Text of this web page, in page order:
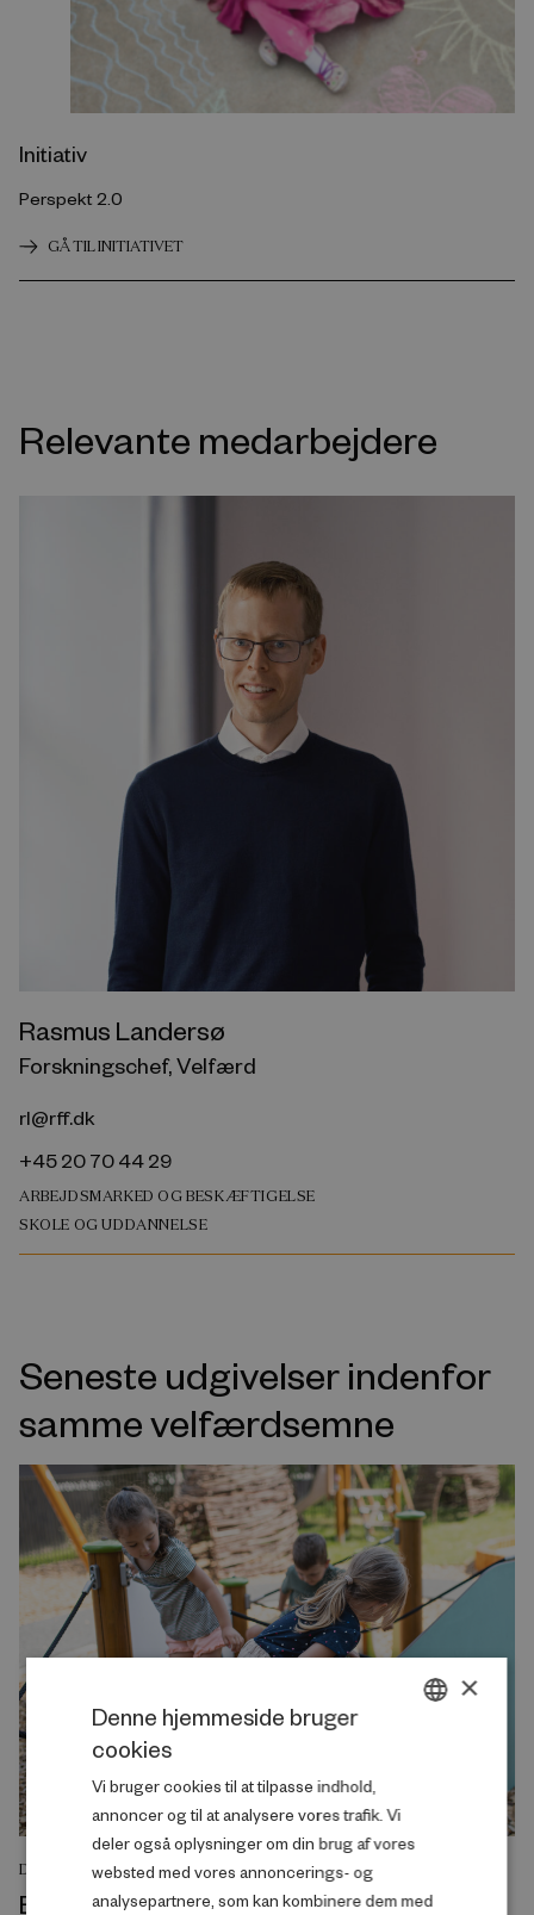
Initiativ
Perspekt 2.0
GÅ TIL INITIATIVET
Relevante medarbejdere
Rasmus Landersø
Forskningschef, Velfærd
rl@rff.dk
+45 20 70 44 29
ARBEJDSMARKED OG BESKÆFTIGELSE
SKOLE OG UDDANNELSE
Seneste udgivelser indenfor
samme velfærdsemne
DEBATINDLÆG
Byggelegepladser rammer en svaghed i
×
Denne hjemmeside bruger
cookies
Vi bruger cookies til at tilpasse indhold,
annoncer og til at analysere vores trafik. Vi
deler også oplysninger om din brug af vores
websted med vores annoncerings- og
analysepartnere, som kan kombinere dem med